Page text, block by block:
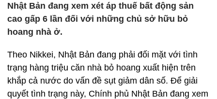
Nhật Bản đang xem xét áp thuế bất động sản
cao gấp 6 lần đối với những chủ sở hữu bỏ
hoang nhà ở.
Theo Nikkei, Nhật Bản đang phải đối mặt với tình
trạng hàng triệu căn nhà bỏ hoang xuất hiện trên
khắp cả nước do vấn đề sụt giảm dân số. Để giải
quyết tình trạng này, Chính phủ Nhật Bản đang xem